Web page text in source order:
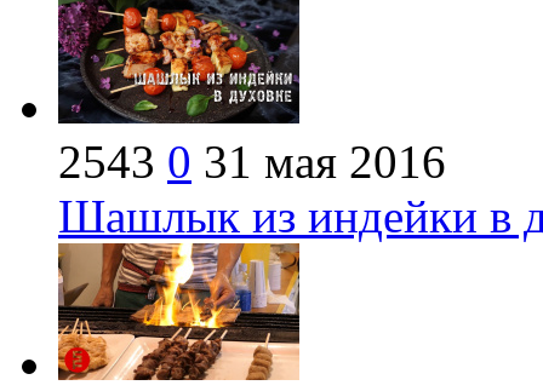
2543 0 31 мая 2016
Шашлык из индейки в